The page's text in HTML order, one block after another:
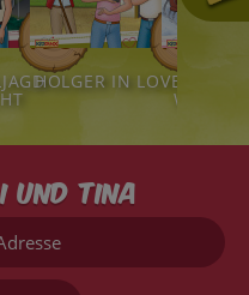
123 122
HOLGER IN LOVE
und Tina